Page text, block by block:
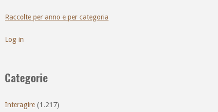
Raccolte per anno e per categoria
Log in
Categorie
Interagire (1.217)